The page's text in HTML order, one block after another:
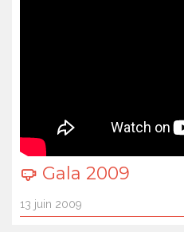
Gala 2009
13 juin 2009